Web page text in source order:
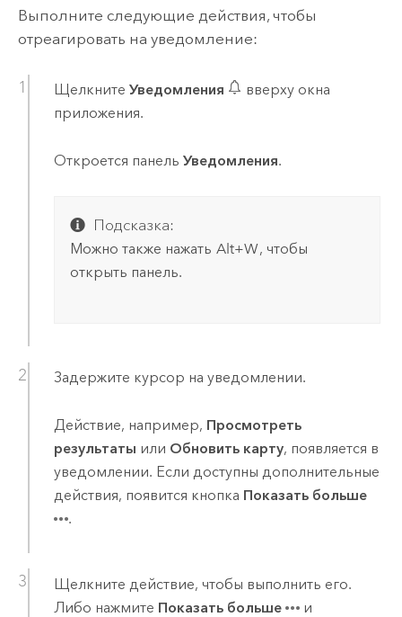
Выполните следующие действия, чтобы
отреагировать на уведомление:
Щелкните Уведомления
вверху окна
приложения.
Откроется панель Уведомления.
Подсказка:
Можно также нажать Alt+W, чтобы
открыть панель.
Задержите курсор на уведомлении.
Действие, например, Просмотреть
результаты или Обновить карту, появляется в
уведомлении. Если доступны дополнительные
действия, появится кнопка Показать больше
.
Щелкните действие, чтобы выполнить его.
Либо нажмите Показать больше
и